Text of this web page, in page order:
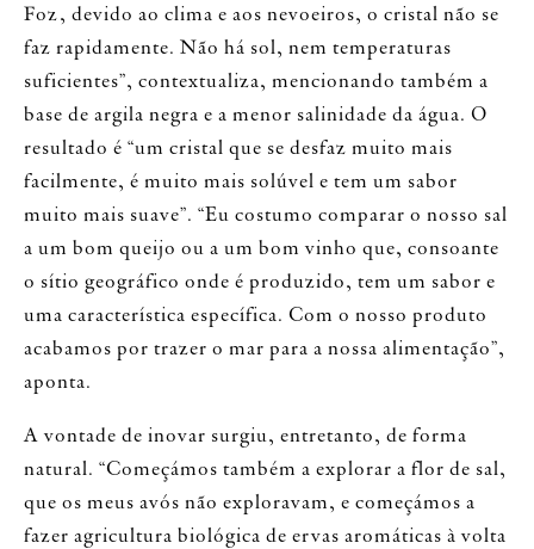
Foz, devido ao clima e aos nevoeiros, o cristal não se
faz rapidamente. Não há sol, nem temperaturas
suficientes”, contextualiza, mencionando também a
base de argila negra e a menor salinidade da água. O
resultado é “um cristal que se desfaz muito mais
facilmente, é muito mais solúvel e tem um sabor
muito mais suave”. “Eu costumo comparar o nosso sal
a um bom queijo ou a um bom vinho que, consoante
o sítio geográfico onde é produzido, tem um sabor e
uma característica específica. Com o nosso produto
acabamos por trazer o mar para a nossa alimentação”,
aponta.
A vontade de inovar surgiu, entretanto, de forma
natural. “Começámos também a explorar a flor de sal,
que os meus avós não exploravam, e começámos a
fazer agricultura biológica de ervas aromáticas à volta